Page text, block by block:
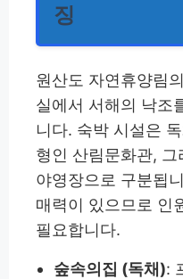
징
원산도 자연휴양림
실에서 서해의 낙조
니다. 숙박 시설은
형인 산림문화관,
야영장으로 구분됩
매력이 있으므로 인
필요합니다.
숲속의집 (독채):